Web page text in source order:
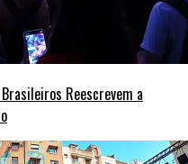
Reescrevem a